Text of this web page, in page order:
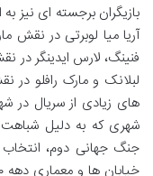
بازیگران برجسته ای نیز
آریا میا لوبرتی در نقش
فنینگ، لارس ایدینگر در
لبلانک و مارک رافلو در
های زیادی از سریال در
شهری که به دلیل
جنگ جهانی دوم،